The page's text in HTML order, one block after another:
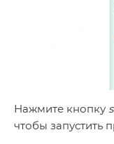
Нажмите кнопку
чтобы запустить